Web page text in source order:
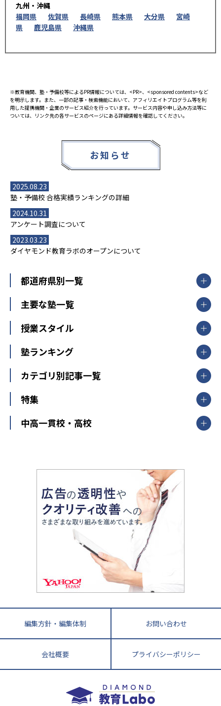
九州・沖縄
福岡県
佐賀県 長崎県 熊本県 大分県
宮崎
県
鹿児島県 沖縄県
※教育機関、塾・予備校等によるPR情報については、<PR>、<sponsored contents>など
を明示します。また、一部の記事・検索機能において、アフィリエイトプログラム等を利
用した提携機関・企業のサービス紹介を行っています。サービス内容や申し込み方法等に
ついては、リンク先の各サービスのページにある詳細情報を確認してください。
お知らせ
2025.08.23
塾・予備校 合格実績ランキングの詳細
2024.10.31
アンケート調査について
2023.03.23
ダイヤモンド教育ラボのオープンについて
都道府県別一覧
北海道・東北
山形県
福島県
関東
東京都
神奈川県
茨城県
栃木県
群馬県
新潟県
中部
愛知県
静岡県
長野県
大阪府
兵庫県 京都府 奈良県
和歌山県
鳥取県
島根県 岡山県 広島県
香川県
高知県
長崎県 熊本県
鹿児島県 沖縄県
主要な塾一覧
【掲載塾一覧を見る】
東京個別指導学院
明光義塾
個別教室のトライ
武田塾
授業スタイル
個別指導
オンライン指導
塾ランキング
中学受験ランキング
カテゴリ別記事一覧
中学受験
大学受験
教育全般
大学受験塾の選び方
中学受験に熱心な市区町村ランキング
小学校受験
家庭教師
特集
開成番長直伝！子どもの受験を成功させる方法
運動と遊びを考える
情報Ⅰ、数学が苦手な人注目！最短距離の学力
アップ法
悩み多き「大学受験」相談室
英語・英会話・英検対策
小学校教師が解説！中学受験のリアル
教育ジャーナリストが徹底解説！ 大学受験の羅
中高一貫校・高校
大学入試改革
ママテクエグザム
進化する中高一貫校・高校
編集方針・編集体制 お問い合わせ
会社概要 プライバシーポリシー